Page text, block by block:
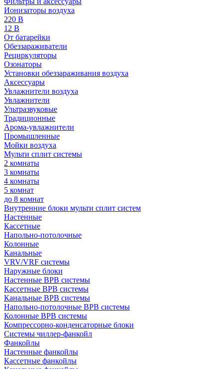
Ионизаторы воздуха
220 В
12 В
От батарейки
Обеззараживатели
Рециркуляторы
Озонаторы
Установки обеззараживания воздуха
Аксессуары
Увлажнители воздуха
Увлажнители
Ультразвуковые
Традиционные
Арома-увлажнители
Промышленные
Мойки воздуха
Мульти сплит системы
2 комнаты
3 комнаты
4 комнаты
5 комнат
до 8 комнат
Внутренние блоки мульти сплит систем
Настенные
Кассетные
Напольно-потолочные
Колонные
Канальные
VRV/VRF системы
Наружные блоки
Настенные ВРВ системы
Кассетные ВРВ системы
Канальные ВРВ системы
Напольно-потолочные ВРВ системы
Колонные ВРВ системы
Компрессорно-конденсаторные блоки
Системы чиллер-фанкойл
Фанкойлы
Настенные фанкойлы
Кассетные фанкойлы